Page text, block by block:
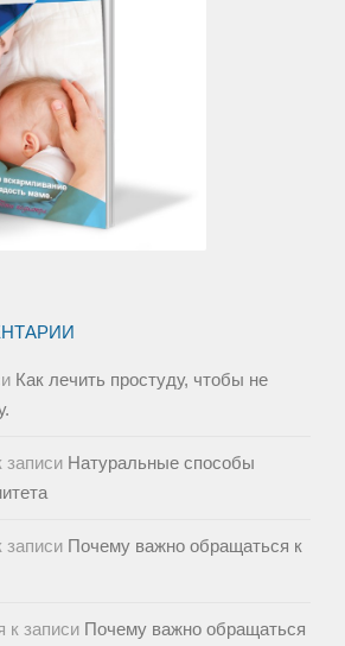
Как лечить простуду, чтобы не
записи Натуральные способы
записи Почему важно обращаться к
к записи Почему важно обращаться